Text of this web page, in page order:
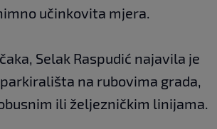
učinkovita mjera.
Selak Raspudić najavila je
na rubovima grada,
ili željezničkim linijama.